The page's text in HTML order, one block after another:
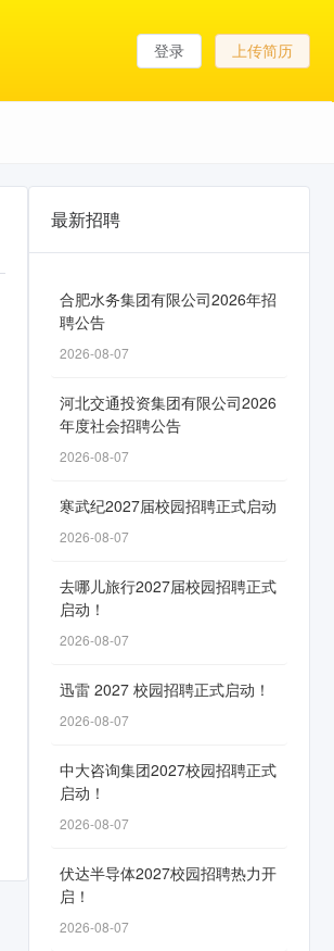
登录 上传简历
最新招聘
合肥水务集团有限公司2026年招
聘公告
2026-08-07
河北交通投资集团有限公司2026
年度社会招聘公告
2026-08-07
寒武纪2027届校园招聘正式启动
2026-08-07
去哪儿旅行2027届校园招聘正式
启动！
2026-08-07
迅雷 2027 校园招聘正式启动！
2026-08-07
中大咨询集团2027校园招聘正式
启动！
2026-08-07
伏达半导体2027校园招聘热力开
启！
2026-08-07